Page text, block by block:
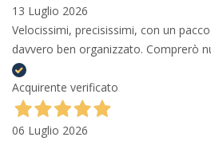
13 Luglio 2026
Velocissimi, precisissimi, con un
davvero ben organizzato. Comprerò
Acquirente verificato
06 Luglio 2026